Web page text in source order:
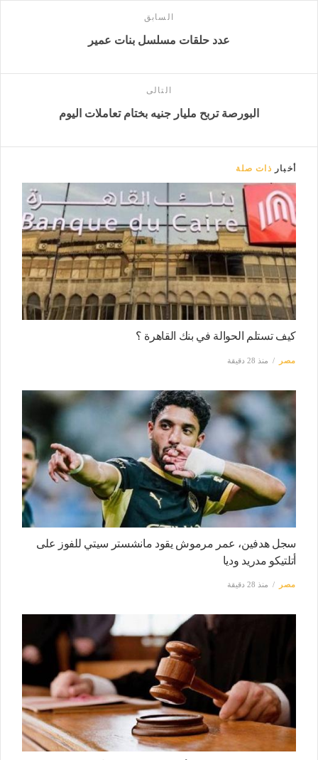
السابق
عدد حلقات مسلسل بنات عمير
التالى
البورصة تربح مليار جنيه بختام تعاملات اليوم
أخبار ذات صلة
كيف تستلم الحوالة في بنك القاهرة ؟
مصر منذ 28 دقيقة
سجل هدفين، عمر مرموش يقود مانشستر سيتي للفوز على
أتلتيكو مدريد وديا
مصر منذ 28 دقيقة